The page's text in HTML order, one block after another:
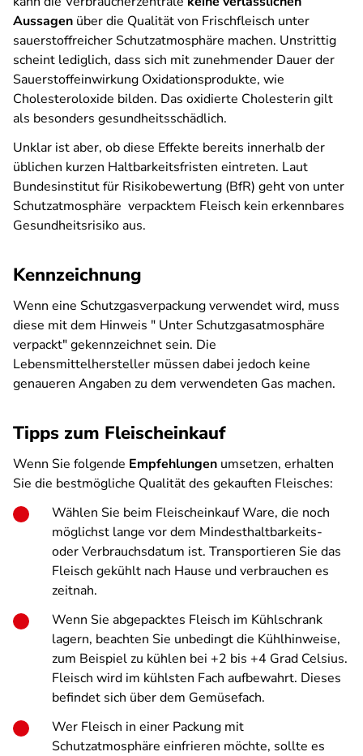
Aussagen über die Qualität von Frischfleisch unter
sauerstoffreicher Schutzatmosphäre machen. Unstrittig
scheint lediglich, dass sich mit zunehmender Dauer der
Sauerstoffeinwirkung Oxidationsprodukte, wie
Cholesteroloxide bilden. Das oxidierte Cholesterin gilt
als besonders gesundheitsschädlich.
Unklar ist aber, ob diese Effekte bereits innerhalb der
üblichen kurzen Haltbarkeitsfristen eintreten. Laut
Bundesinstitut für Risikobewertung (BfR) geht von unter
Schutzatmosphäre verpacktem Fleisch kein erkennbares
Gesundheitsrisiko aus.
Kennzeichnung
Wenn eine Schutzgasverpackung verwendet wird, muss
diese mit dem Hinweis " Unter Schutzgasatmosphäre
verpackt" gekennzeichnet sein. Die
Lebensmittelhersteller müssen dabei jedoch keine
genaueren Angaben zu dem verwendeten Gas machen.
Tipps zum Fleischeinkauf
Wenn Sie folgende Empfehlungen umsetzen, erhalten
Sie die bestmögliche Qualität des gekauften Fleisches:
Wählen Sie beim Fleischeinkauf Ware, die noch
möglichst lange vor dem Mindesthaltbarkeits-
oder Verbrauchsdatum ist. Transportieren Sie das
Fleisch gekühlt nach Hause und verbrauchen es
zeitnah.
Wenn Sie abgepacktes Fleisch im Kühlschrank
lagern, beachten Sie unbedingt die Kühlhinweise,
zum Beispiel zu kühlen bei +2 bis +4 Grad Celsius.
Fleisch wird im kühlsten Fach aufbewahrt. Dieses
befindet sich über dem Gemüsefach.
Wer Fleisch in einer Packung mit
Schutzatmosphäre einfrieren möchte, sollte es